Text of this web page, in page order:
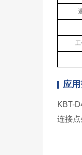
应
KBT-
连接